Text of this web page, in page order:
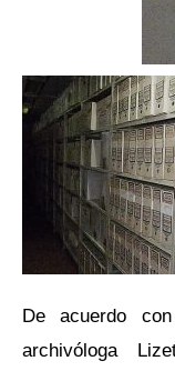
De acuerdo
archivóloga